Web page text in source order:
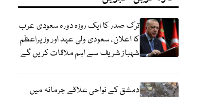
ترک صدر کا ایک روزہ دورہ سعودی عرب
کا اعلان، سعودی ولی عہد اور وزیراعظم
شہباز شریف سے اہم ملاقات کریں گے
دمشق کے نواحی علاقے جرمانہ میں